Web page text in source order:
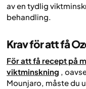
av en tydlig
behandling.
Krav för att få
För att få recept på
viktminskning ,
Mounjaro, måste du